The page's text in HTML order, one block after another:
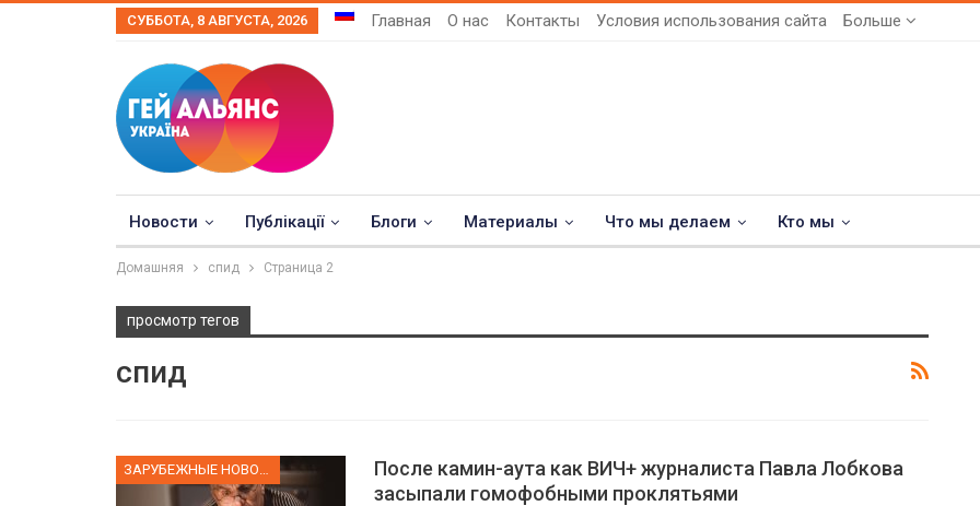
СУББОТА, 8 АВГУСТА, 2026 Главная О нас Контакты Условия использования сайта Больше
Новости Публікації Блоги Материалы Что мы делаем Кто мы
Домашняя спид Страница 2
просмотр тегов
спид
После камин-аута как ВИЧ+ журналиста Павла Лобкова
засыпали гомофобными проклятьями